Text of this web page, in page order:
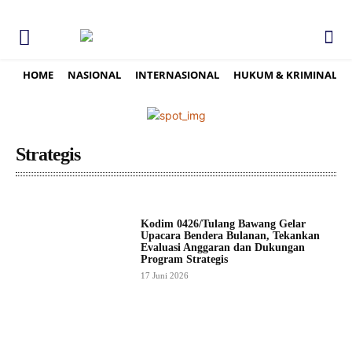
HOME NASIONAL INTERNASIONAL HUKUM & KRIMINAL
Strategis
Kodim 0426/Tulang Bawang Gelar
Upacara Bendera Bulanan, Tekankan
Evaluasi Anggaran dan Dukungan
Program Strategis
17 Juni 2026